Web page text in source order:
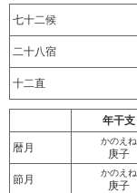
七十二候
二十八宿
十二直
年干支
暦月
かのえね
庚子
節月
かのえね
庚子